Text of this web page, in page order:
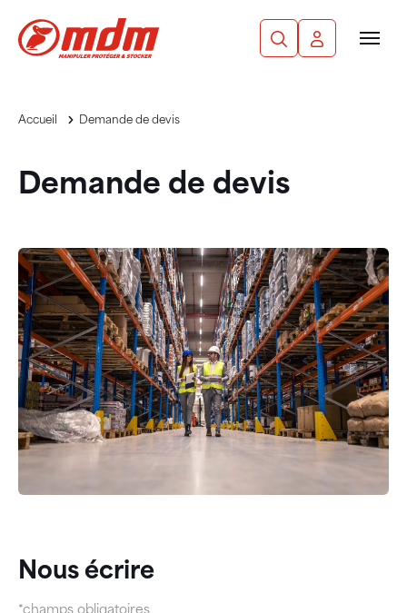
Aller au contenu principal
RechercheMon compte
Accueil Demande de devis
Demande de devis
Nous écrire
*champs obligatoires